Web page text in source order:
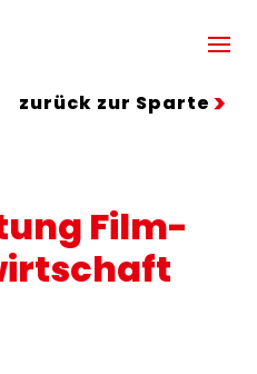
zurück zur Sparte
Film-